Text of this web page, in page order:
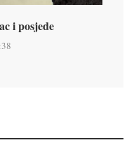
i posjede